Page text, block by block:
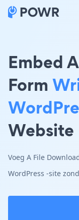
Embed
Form
Website
Voeg A File
WordPress -site